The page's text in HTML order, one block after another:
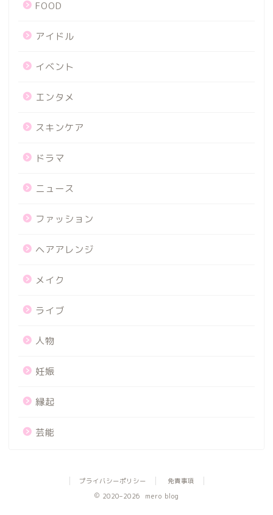
FOOD
アイドル
イベント
エンタメ
スキンケア
ドラマ
ニュース
ファッション
ヘアアレンジ
メイク
ライブ
人物
妊娠
縁起
芸能
プライバシーポリシー
免責事項
2020–2026 mero blog